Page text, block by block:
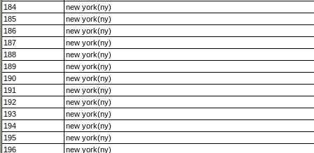
184
new york(ny)
185
new york(ny)
186
new york(ny)
187
new york(ny)
188
new york(ny)
189
new york(ny)
190
new york(ny)
191
new york(ny)
192
new york(ny)
193
new york(ny)
194
new york(ny)
195
new york(ny)
196
new york(ny)